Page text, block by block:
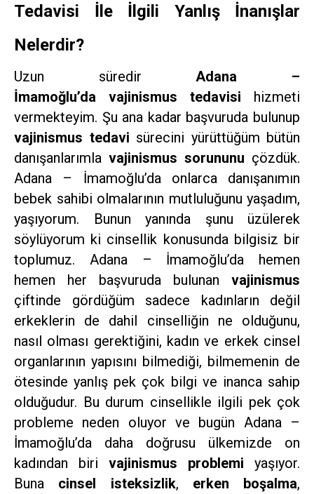
Tedavisi İle İlgili Yanlış İnanışlar
Nelerdir?
Uzun süredirAdana –
İmamoğlu’da vajinismus tedavisi hizmeti
vermekteyim. Şu ana kadar başvuruda bulunup
vajinismus tedavi sürecini yürüttüğüm bütün
danışanlarımla vajinismus sorununu çözdük.
Adana – İmamoğlu’da onlarca danışanımın
bebek sahibi olmalarının mutluluğunu yaşadım,
yaşıyorum. Bunun yanında şunu üzülerek
söylüyorum ki cinsellik konusunda bilgisiz bir
toplumuz. Adana – İmamoğlu’da hemen
hemen her başvuruda bulunan vajinismus
çiftinde gördüğüm sadece kadınların değil
erkeklerin de dahil cinselliğin ne olduğunu,
nasıl olması gerektiğini, kadın ve erkek cinsel
organlarının yapısını bilmediği, bilmemenin de
ötesinde yanlış pek çok bilgi ve inanca sahip
olduğudur. Bu durum cinsellikle ilgili pek çok
probleme neden oluyor ve bugün Adana –
İmamoğlu’da daha doğrusu ülkemizde on
kadından biri vajinismus problemi yaşıyor.
Buna cinsel isteksizlik, erken boşalma,